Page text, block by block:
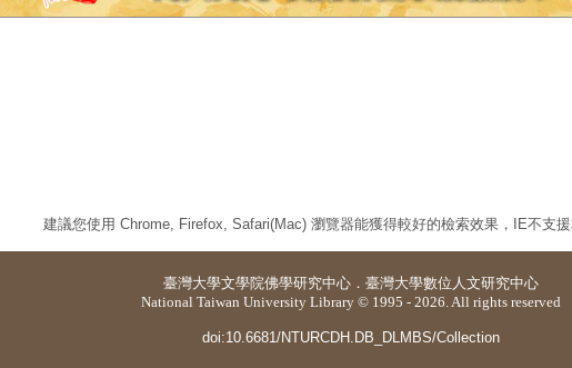
建議您使用 Chrome, Firefox, Safari(Mac) 瀏覽器能獲得較好的檢索效果，IE不支援
臺灣大學文學院佛學研究中心 ． 臺灣大學數位人文研究中心
National Taiwan University Library © 1995 - 2026. All rights reserved
doi:10.6681/NTURCDH.DB_DLMBS/Collection